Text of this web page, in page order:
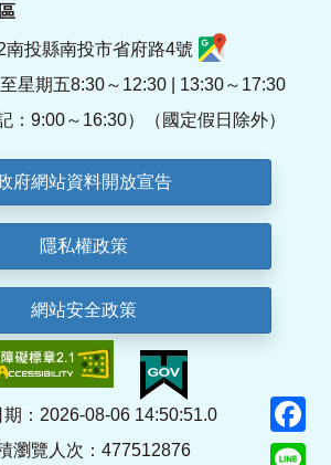
南投縣南投市省府路4號
星期五8:30～12:30 | 13:30～17:30
：9:00～16:30）（國定假日除外）
府網站資料開放宣告
隱私權政策
網站安全政策
期：2026-08-06 14:50:51.0
瀏覽人次：477512876